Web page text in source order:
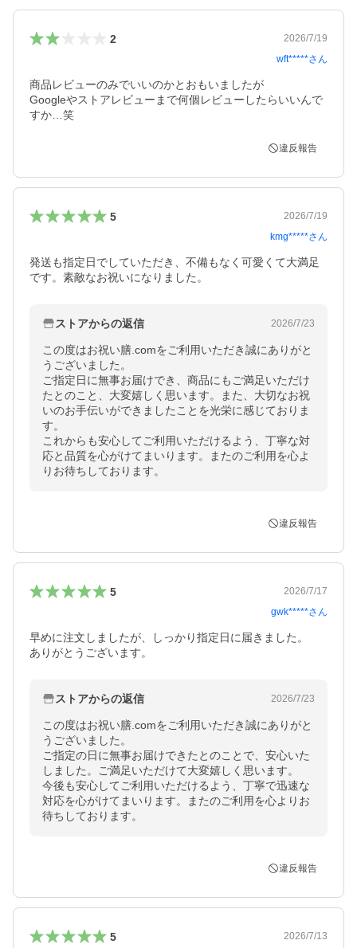
2
2026/7/19
wft*****さん
商品レビューのみでいいのかとおもいましたが
Googleやストアレビューまで何個レビューしたらいいんで
違反報告
5
2026/7/19
kmg*****さん
発送も指定日でしていただき、不備もなく可愛くて大満足
です。素敵なお祝いになりました。
ストアからの返信 2026/7/23
この度はお祝い膳.comをご利用いただき誠にありがと
うございました。
ご指定日に無事お届けでき、商品にもご満足いただけ
たとのこと、大変嬉しく思います。また、大切なお祝
いのお手伝いができましたことを光栄に感じておりま
す。
これからも安心してご利用いただけるよう、丁寧な対
応と品質を心がけてまいります。またのご利用を心よ
りお待ちしております。
違反報告
5
2026/7/17
gwk*****さん
早めに注文しましたが、しっかり指定日に届きました。
ありがとうございます。
ストアからの返信 2026/7/23
この度はお祝い膳.comをご利用いただき誠にありがと
うございました。
ご指定の日に無事お届けできたとのことで、安心いた
しました。ご満足いただけて大変嬉しく思います。
今後も安心してご利用いただけるよう、丁寧で迅速な
対応を心がけてまいります。またのご利用を心よりお
待ちしております。
違反報告
5 2026/7/13